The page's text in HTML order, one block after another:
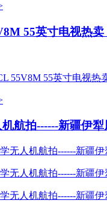
55英寸电视热卖
航拍------新疆伊犁